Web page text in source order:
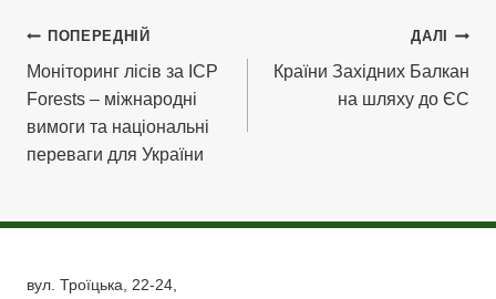
Навігація
записів
ПОПЕРЕДНІЙ
Моніторинг лісів за ICP
Forests – міжнародні
вимоги та національні
переваги для України
ДАЛІ
Країни Західних Балкан
на шляху до ЄС
вул. Троїцька, 22-24,